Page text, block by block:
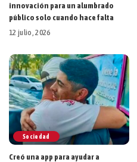
innovación para un alumbrado
público solo cuando hace falta
12 julio, 2026
Sociedad
Creó una app para ayudar a